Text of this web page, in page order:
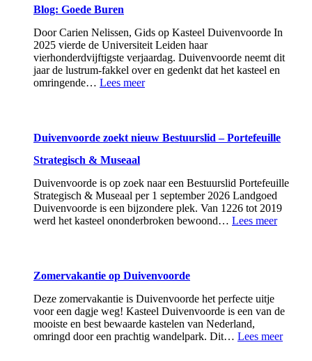
Blog: Goede Buren
Door Carien Nelissen, Gids op Kasteel Duivenvoorde In
2025 vierde de Universiteit Leiden haar
vierhonderdvijftigste verjaardag. Duivenvoorde neemt dit
jaar de lustrum-fakkel over en gedenkt dat het kasteel en
omringende… Lees meer:
Duivenvoorde zoekt nieuw Bestuurslid – Portefeuille
Strategisch & Museaal
Duivenvoorde is op zoek naar een Bestuurslid Portefeuille
Strategisch & Museaal per 1 september 2026 Landgoed
Duivenvoorde is een bijzondere plek. Van 1226 tot 2019
werd het kasteel ononderbroken bewoond… Lees meer:
Zomervakantie op Duivenvoorde
Deze zomervakantie is Duivenvoorde het perfecte uitje
voor een dagje weg! Kasteel Duivenvoorde is een van de
mooiste en best bewaarde kastelen van Nederland,
omringd door een prachtig wandelpark. Dit… Lees meer: